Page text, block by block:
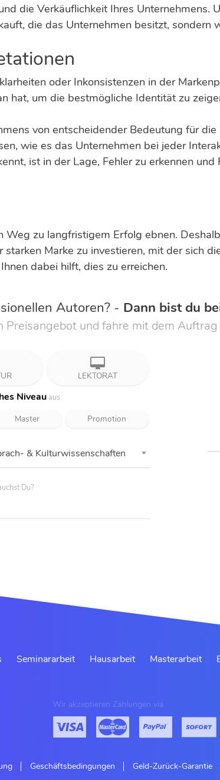
die Verkäuflichkeit Ihres Unternehmens.
die das Unternehmen besitzt, sondern
oder Inkonsistenzen in der
hat, um die bestmögliche Identität zu
von entscheidender Bedeutung für
wie es das Unternehmen bei jeder
ist in der Lage, Fehler zu erkennen
zu langfristigem Erfolg ebnen.
Marke zu investieren, mit der sich
dabei hilft, dies zu erreichen.
Autoren? - Dann bist du
Preisangebot und fahre mit dem
LEKTORAT
Niveauaus
Master Promotion
& Kulturwissenschaften
Du?
Seminararbeit Hausarbeit Masterarbeit
Wir akzeptieren Zahlungen via
Geschäftsbedingungen Geld-Zurück-Garantie